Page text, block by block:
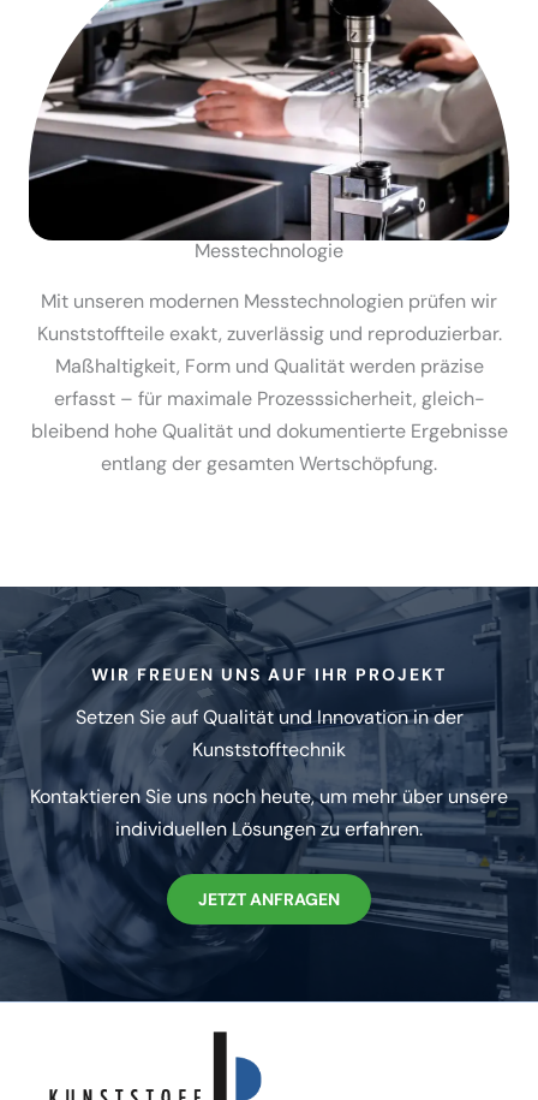
Messtech­no­logie
Mit unseren modernen Messtech­no­logien prüfen wir
Kunst­stoff­teile exakt, zuver­lässig und repro­du­zierbar.
Maßhal­tigkeit, Form und Qualität werden präzise
erfasst – für maximale Prozess­si­cherheit, gleich­
bleibend hohe Qualität und dokumen­tierte Ergeb­nisse
entlang der gesamten Wertschöpfung.
WIR FREUEN UNS AUF IHR PROJEKT
Setzen Sie auf Qualität und Innovation in der
Kunststoff­technik
Kontak­tieren Sie uns noch heute, um mehr über unsere
indivi­du­ellen Lösungen zu erfahren.
JETZT ANFRAGEN